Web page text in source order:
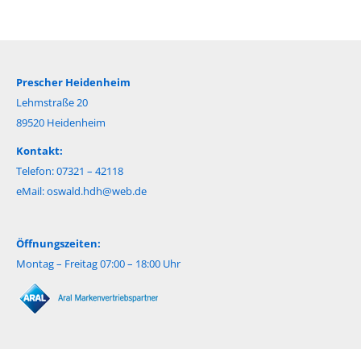
Prescher Heidenheim
Lehmstraße 20
89520 Heidenheim
Kontakt:
Telefon: 07321 – 42118
eMail:oswald.hdh@web.de
Öffnungszeiten:
Montag – Freitag 07:00 – 18:00 Uhr